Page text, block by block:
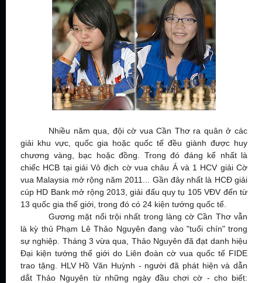
Nhiều năm qua, đội cờ vua Cần Thơ ra quân ở các
giải khu vực, quốc gia hoặc quốc tế đều giành được huy
chương vàng, bạc hoặc đồng. Trong đó đáng kể nhất là
chiếc HCB tại giải Vô địch cờ vua châu Á và 1 HCV giải Cờ
vua Malaysia mở rộng năm 2011... Gần đây nhất là HCĐ giải
cúp HD Bank mở rộng 2013, giải đấu quy tụ 105 VĐV đến từ
13 quốc gia thế giới, trong đó có 24 kiện tướng quốc tế.
Gương mặt nổi trội nhất trong làng cờ Cần Thơ vẫn
là kỳ thủ Phạm Lê Thảo Nguyên đang vào "tuổi chín" trong
sự nghiệp. Tháng 3 vừa qua, Thảo Nguyên đã đạt danh hiệu
Đại kiện tướng thế giới do Liên đoàn cờ vua quốc tế FIDE
trao tặng. HLV Hồ Văn Huỳnh - người đã phát hiện và dẫn
dắt Thảo Nguyên từ những ngày đầu chơi cờ - cho biết: